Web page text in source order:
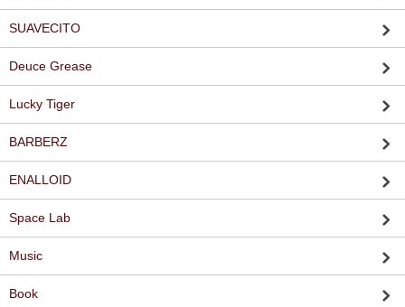
SUAVECITO
Deuce Grease
Lucky Tiger
BARBERZ
ENALLOID
Space Lab
Music
Book